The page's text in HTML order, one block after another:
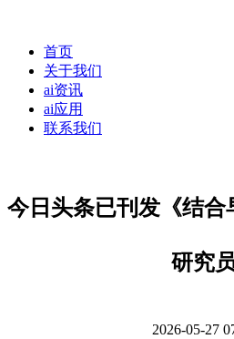
首页
关于我们
ai资讯
ai应用
联系我们
今日头条已刊发《结合
研究
2026-05-27